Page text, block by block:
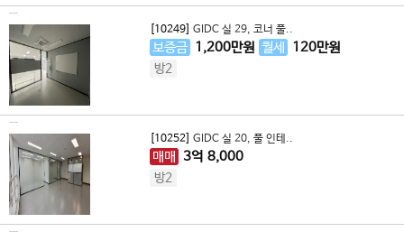
[10249] GIDC 실 29, 코너 풀..
보증금 1,200만원 월세 120만원
방2
[10252] GIDC 실 20, 풀 인테..
매매 3억 8,000
방2